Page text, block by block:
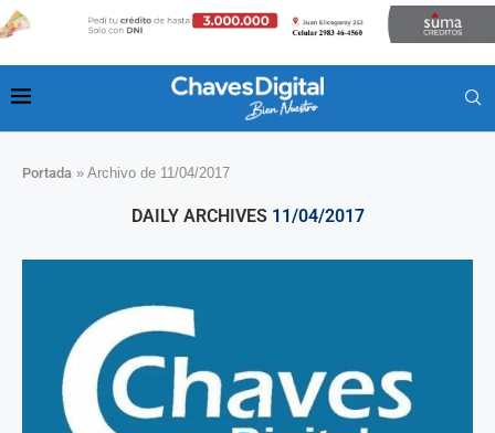
Portada » Archivo de 11/04/2017
DAILY ARCHIVES 11/04/2017